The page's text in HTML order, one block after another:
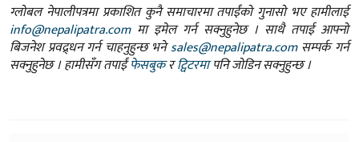
ग्लोबल नेपालीपत्रमा प्रकाशित कुनै समाचारमा तपाईंको गुनासो भए हामीलाई
info@nepalipatra.comमा इमेल गर्न सक्नुहुनेछ । साथै तपाई आफ्नो
बिजनेश प्रवद्र्धन गर्न चाहनुहुन्छ भनेsales@nepalipatra.comसम्पर्क गर्न
सक्नुहुनेछ । हामीसँग तपाईंफेसबुकरट्विटरमापनि जोडिन सक्नुहुन्छ ।